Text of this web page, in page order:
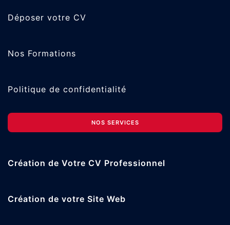
Déposer votre CV
Nos Formations
Politique de confidentialité
NOS SERVICES
Création de Votre CV Professionnel
Création de votre Site Web